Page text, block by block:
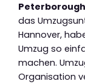
das
Hannover,
Umzug so
machen.
Organisation